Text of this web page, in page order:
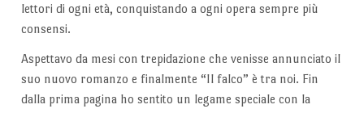
lettori di ogni età, conquistando a ogni opera sempre più
consensi.
Aspettavo da mesi con trepidazione che venisse annunciato il
suo nuovo romanzo e finalmente “Il falco” è tra noi. Fin
dalla prima pagina ho sentito un legame speciale con la